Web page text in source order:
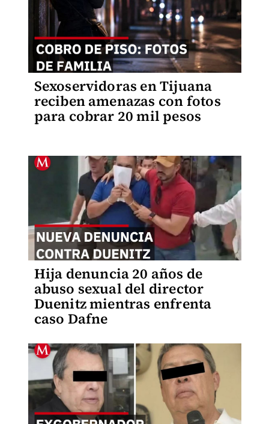
Sexoservidoras en Tijuana
reciben amenazas con fotos
para cobrar 20 mil pesos
Hija denuncia 20 años de
abuso sexual del director
Duenitz mientras enfrenta
caso Dafne